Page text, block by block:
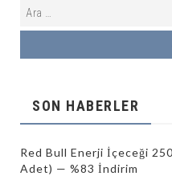
SON HABERLER
Red Bull Enerji İçeceği
Adet) — %83 İndirim